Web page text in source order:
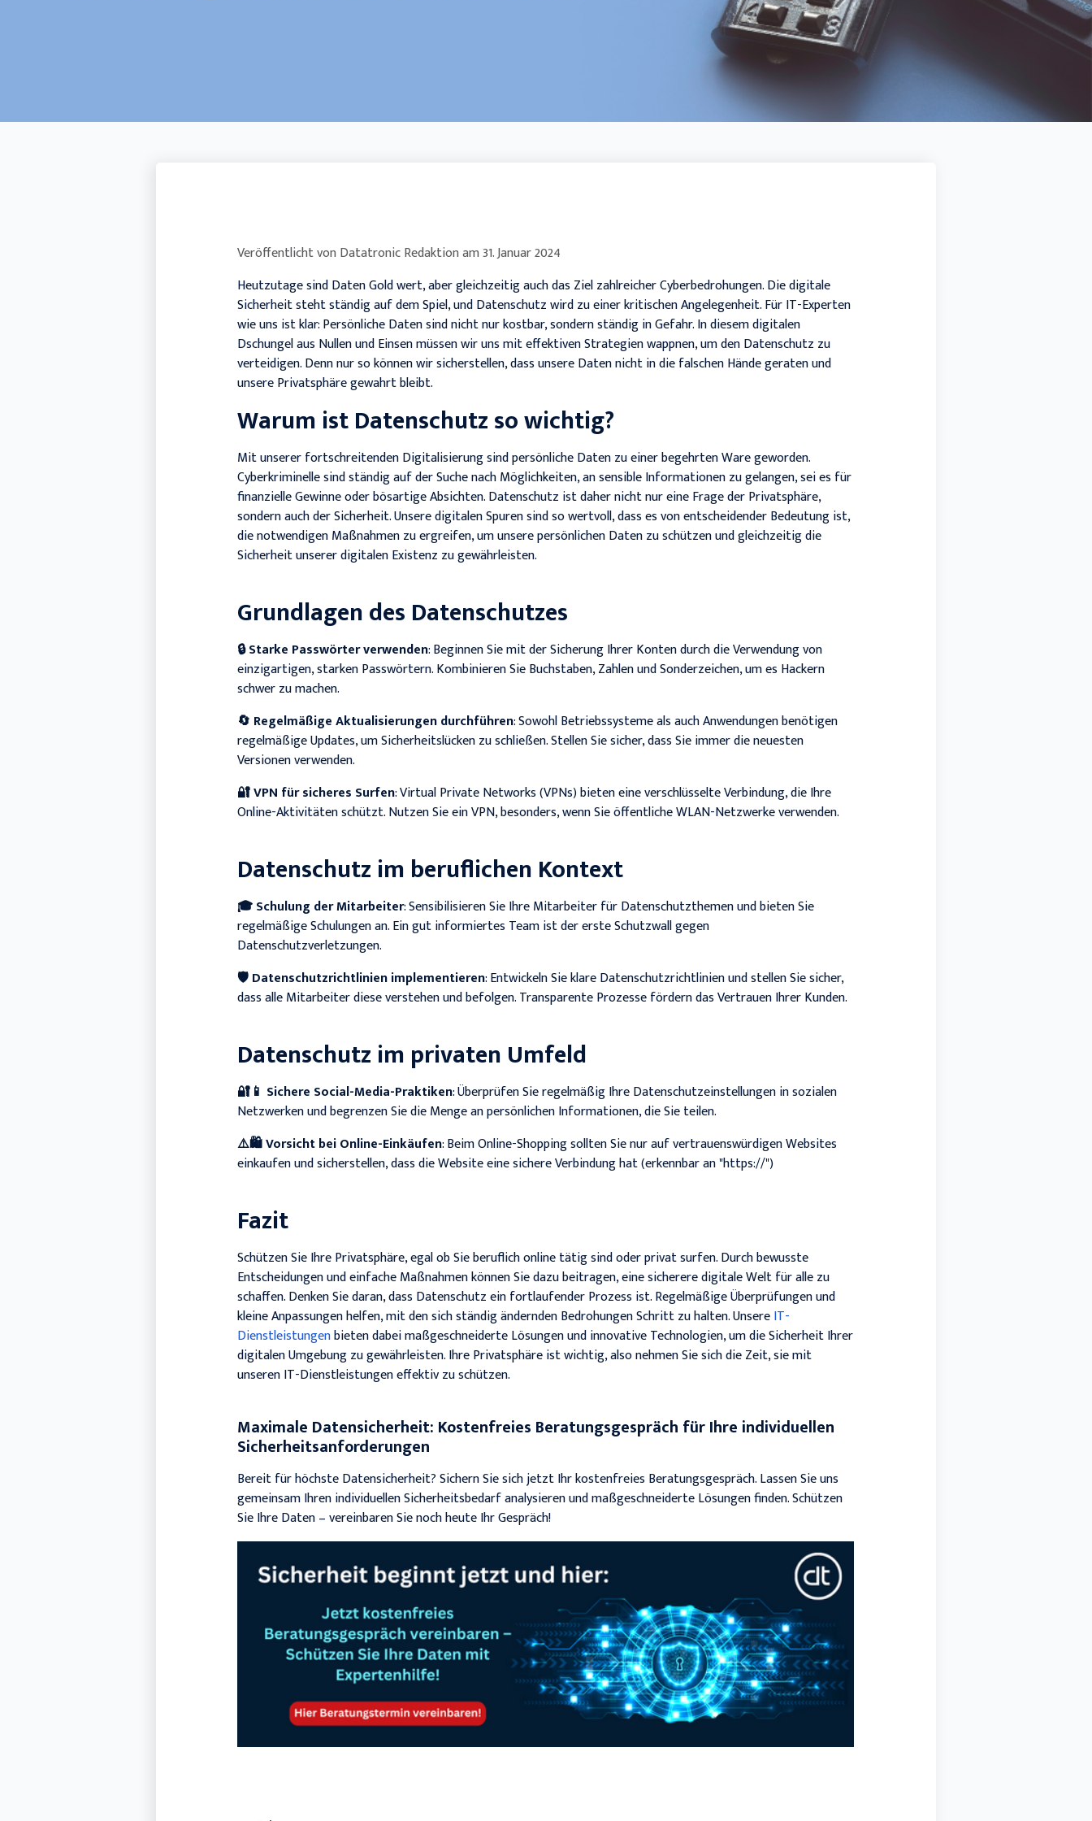
SMART BI
Sage HR Suite
Sage 50 Handwerk
Veröffentlicht vonDatatronic Redaktionam31. Januar 2024
Heutzutage sind Daten Gold wert, aber gleichzeitig auch das Ziel zahlreicher Cyberbedrohungen. Die digitale
Sicherheit steht ständig auf dem Spiel, und Datenschutz wird zu einer kritischen Angelegenheit. Für IT-Experten
wie uns ist klar: Persönliche Daten sind nicht nur kostbar, sondern ständig in Gefahr. In diesem digitalen
Dschungel aus Nullen und Einsen müssen wir uns mit effektiven Strategien wappnen, um den Datenschutz zu
verteidigen. Denn nur so können wir sicherstellen, dass unsere Daten nicht in die falschen Hände geraten und
unsere Privatsphäre gewahrt bleibt.
Warum ist Datenschutz so wichtig?
Mit unserer fortschreitenden Digitalisierung sind persönliche Daten zu einer begehrten Ware geworden.
Cyberkriminelle sind ständig auf der Suche nach Möglichkeiten, an sensible Informationen zu gelangen, sei es für
finanzielle Gewinne oder bösartige Absichten. Datenschutz ist daher nicht nur eine Frage der Privatsphäre,
sondern auch der Sicherheit. Unsere digitalen Spuren sind so wertvoll, dass es von entscheidender Bedeutung ist,
die notwendigen Maßnahmen zu ergreifen, um unsere persönlichen Daten zu schützen und gleichzeitig die
Sicherheit unserer digitalen Existenz zu gewährleisten.
Grundlagen des Datenschutzes
🔒Starke Passwörter verwenden: Beginnen Sie mit der Sicherung Ihrer Konten durch die Verwendung von
einzigartigen, starken Passwörtern. Kombinieren Sie Buchstaben, Zahlen und Sonderzeichen, um es Hackern
schwer zu machen.
🔄 Regelmäßige Aktualisierungen durchführen: Sowohl Betriebssysteme als auch Anwendungen benötigen
regelmäßige Updates, um Sicherheitslücken zu schließen. Stellen Sie sicher, dass Sie immer die neuesten
Versionen verwenden.
🔐VPN für sicheres Surfen: Virtual Private Networks (VPNs) bieten eine verschlüsselte Verbindung, die Ihre
Online-Aktivitäten schützt. Nutzen Sie ein VPN, besonders, wenn Sie öffentliche WLAN-Netzwerke verwenden.
Datenschutz im beruflichen Kontext
🎓Schulung der Mitarbeiter: Sensibilisieren Sie Ihre Mitarbeiter für Datenschutzthemen und bieten Sie
regelmäßige Schulungen an. Ein gut informiertes Team ist der erste Schutzwall gegen
Datenschutzverletzungen.
🛡️Datenschutzrichtlinien implementieren: Entwickeln Sie klare Datenschutzrichtlinien und stellen Sie sicher,
dass alle Mitarbeiter diese verstehen und befolgen. Transparente Prozesse fördern das Vertrauen Ihrer Kunden.
Datenschutz im privaten Umfeld
🔐📱 Sichere Social-Media-Praktiken: Überprüfen Sie regelmäßig Ihre Datenschutzeinstellungen in sozialen
Netzwerken und begrenzen Sie die Menge an persönlichen Informationen, die Sie teilen.
⚠️🛍️Vorsicht bei Online-Einkäufen: Beim Online-Shopping sollten Sie nur auf vertrauenswürdigen Websites
einkaufen und sicherstellen, dass die Website eine sichere Verbindung hat (erkennbar an "https://")
Fazit
Schützen Sie Ihre Privatsphäre, egal ob Sie beruflich online tätig sind oder privat surfen. Durch bewusste
Entscheidungen und einfache Maßnahmen können Sie dazu beitragen, eine sicherere digitale Welt für alle zu
schaffen. Denken Sie daran, dass Datenschutz ein fortlaufender Prozess ist. Regelmäßige Überprüfungen und
kleine Anpassungen helfen, mit den sich ständig ändernden Bedrohungen Schritt zu halten. UnsereIT-
Dienstleistungenbieten dabei maßgeschneiderte Lösungen und innovative Technologien, um die Sicherheit Ihrer
digitalen Umgebung zu gewährleisten. Ihre Privatsphäre ist wichtig, also nehmen Sie sich die Zeit, sie mit
unseren IT-Dienstleistungen effektiv zu schützen.
Maximale Datensicherheit: Kostenfreies Beratungsgespräch für Ihre individuellen
Sicherheitsanforderungen
Bereit für höchste Datensicherheit? Sichern Sie sich jetzt Ihr kostenfreies Beratungsgespräch. Lassen Sie uns
gemeinsam Ihren individuellen Sicherheitsbedarf analysieren und maßgeschneiderte Lösungen finden. Schützen
Sie Ihre Daten – vereinbaren Sie noch heute Ihr Gespräch!